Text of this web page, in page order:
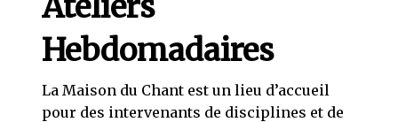
Hebdomadaires
La Maison du Chant est un lieu d’accueil
pour des intervenants de disciplines et de